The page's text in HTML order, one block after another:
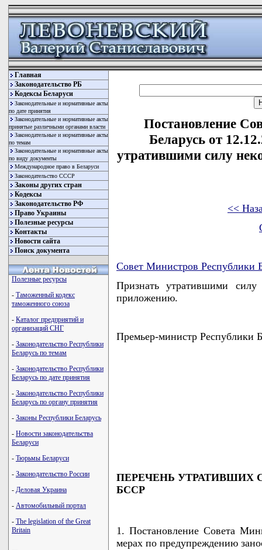
Главная
Законодательство РБ
Кодексы Беларуси
Законодательные и нормативные акты
по дате принятия
Законодательные и нормативные акты
принятые различными органами власти
Законодательные и нормативные акты
по темам
Законодательные и нормативные акты
по виду документы
Международное право в Беларуси
Законодательство СССР
Законы других стран
Кодексы
Законодательство РФ
Право Украины
Полезные ресурсы
Контакты
Новости сайта
Поиск документа
Полезные ресурсы
- Таможенный кодекс
таможенного союза
- Каталог предприятий и
организаций СНГ
- Законодательство Республики
Беларусь по темам
- Законодательство Республики
Беларусь по дате принятия
- Законодательство Республики
Беларусь по органу принятия
- Законы Республики Беларусь
- Новости законодательства
Беларуси
- Тюрьмы Беларуси
- Законодательство России
- Деловая Украина
- Автомобильный портал
- The legislation of the Great
Britain
Постановление
Беларусь от
утратившими силу
<<
Совет Министров Республики
Признать утратившими
приложению.
Премьер-министр
ПЕРЕЧЕНЬ УТРАТИВШИХ
БССР
1. Постановление Совета
мерах по предупреждению